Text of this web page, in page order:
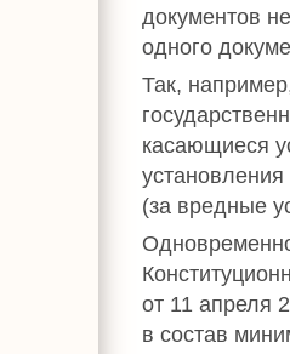
документов
одного
Так,
касающиеся
(за вредные
от 11 апреля
в состав